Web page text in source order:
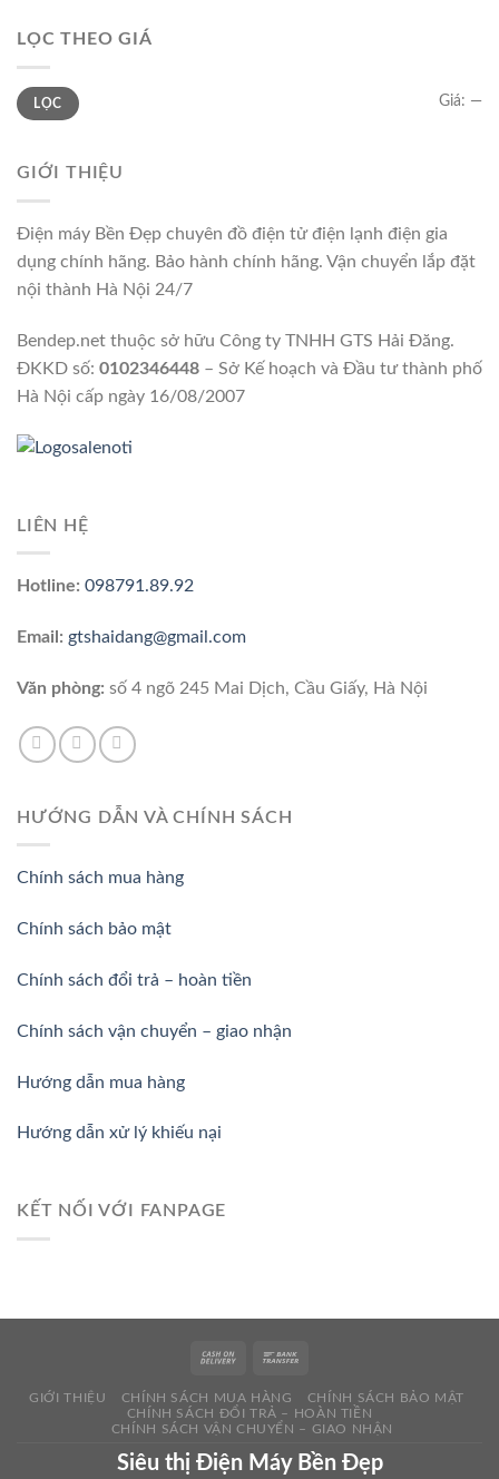
LỌC THEO GIÁ
Giá
thấp
nhất
Giá
cao
nhất
LỌC Giá: —
GIỚI THIỆU
Điện máy Bền Đẹp chuyên đồ điện tử điện lạnh điện gia
dụng chính hãng. Bảo hành chính hãng. Vận chuyển lắp đặt
nội thành Hà Nội 24/7
Bendep.net thuộc sở hữu Công ty TNHH GTS Hải Đăng.
ĐKKD số: 0102346448 – Sở Kế hoạch và Đầu tư thành phố
Hà Nội cấp ngày 16/08/2007
LIÊN HỆ
Hotline: 098791.89.92
Email: gtshaidang@gmail.com
Văn phòng: số 4 ngõ 245 Mai Dịch, Cầu Giấy, Hà Nội
HƯỚNG DẪN VÀ CHÍNH SÁCH
Chính sách mua hàng
Chính sách bảo mật
Chính sách đổi trả – hoàn tiền
Chính sách vận chuyển – giao nhận
Hướng dẫn mua hàng
Hướng dẫn xử lý khiếu nại
KẾT NỐI VỚI FANPAGE
GIỚI THIỆU CHÍNH SÁCH MUA HÀNG
CHÍNH SÁCH BẢO MẬT
CHÍNH SÁCH ĐỔI TRẢ – HOÀN TIỀN
CHÍNH SÁCH VẬN CHUYỂN – GIAO NHẬN
Siêu thị Điện Máy Bền Đẹp